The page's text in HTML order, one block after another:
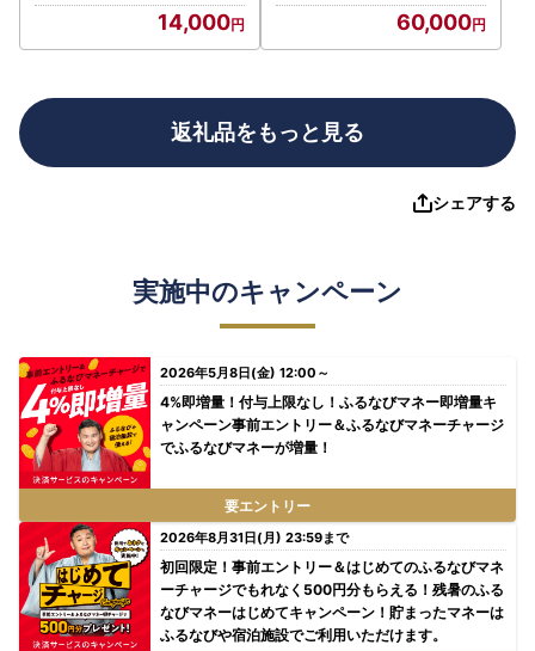
14,000 60,000
返礼品をもっと見る
シェアする
実施中のキャンペーン
2026年5月8日(金) 12:00～
4%即増量！付与上限なし！ふるなびマネー即増量キ
ャンペーン事前エントリー＆ふるなびマネーチャージ
でふるなびマネーが増量！
要エントリー
2026年8月31日(月) 23:59まで
初回限定！事前エントリー＆はじめてのふるなびマネ
ーチャージでもれなく500円分もらえる！残暑のふる
なびマネーはじめてキャンペーン！貯まったマネーは
ふるなびや宿泊施設でご利用いただけます。